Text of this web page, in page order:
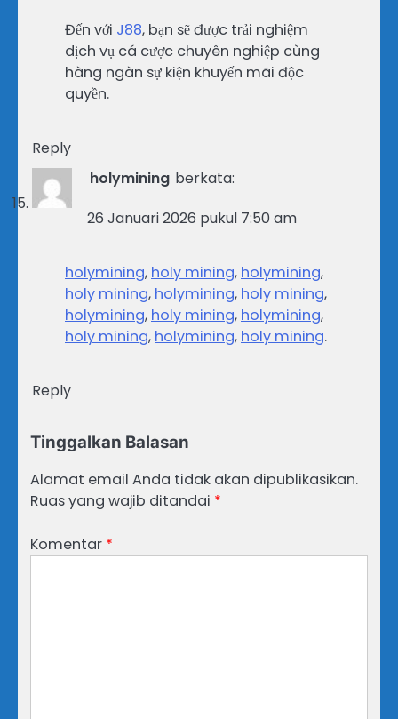
Đến với J88, bạn sẽ được trải nghiệm
dịch vụ cá cược chuyên nghiệp cùng
hàng ngàn sự kiện khuyến mãi độc
quyền.
Reply
holymining berkata:
26 Januari 2026 pukul 7:50 am
holymining, holy mining, holymining,
holy mining, holymining, holy mining,
holymining, holy mining, holymining,
holy mining, holymining, holy mining.
Reply
Tinggalkan Balasan
Alamat email Anda tidak akan dipublikasikan.
Ruas yang wajib ditandai *
Komentar *